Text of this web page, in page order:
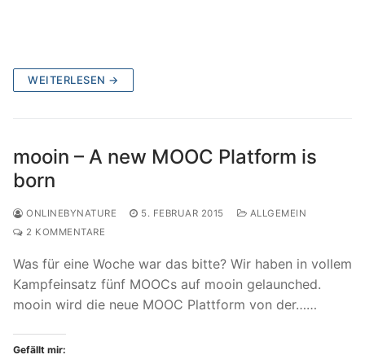
WEITERLESEN →
mooin – A new MOOC Platform is
born
ONLINEBYNATURE 5. FEBRUAR 2015
ALLGEMEIN
2 KOMMENTARE
Was für eine Woche war das bitte? Wir haben in vollem
Kampfeinsatz fünf MOOCs auf mooin gelaunched.
mooin wird die neue MOOC Plattform von der……
Gefällt mir: